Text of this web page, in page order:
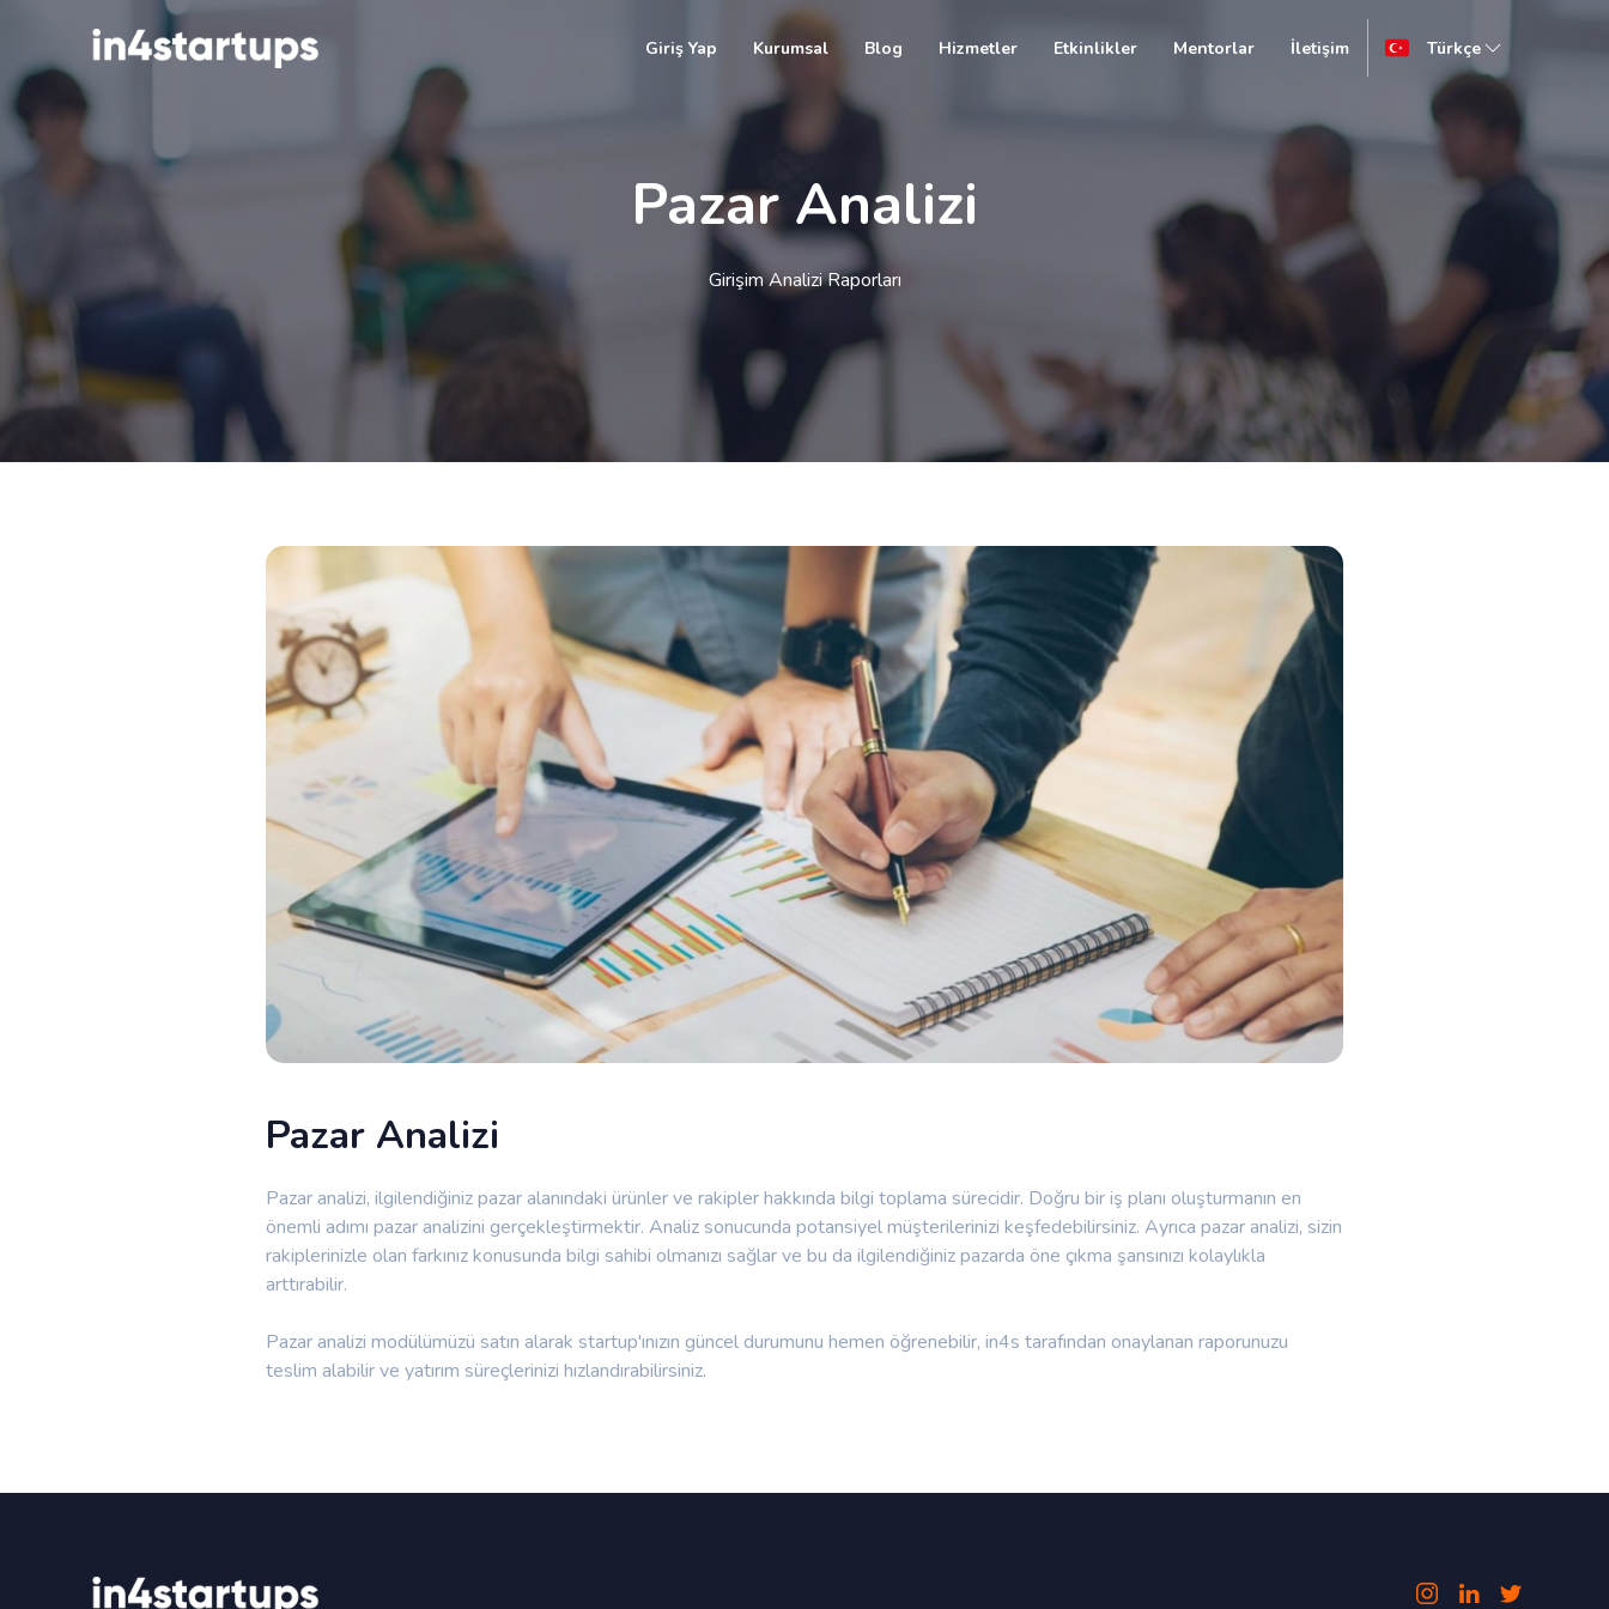
Giriş Yap Kurumsal Blog Hizmetler Etkinlikler Mentorlar İletişim Türkçe
Pazar Analizi
Girişim Analizi Raporları
Pazar Analizi
Pazar analizi, ilgilendiğiniz pazar alanındaki ürünler ve rakipler hakkında bilgi toplama sürecidir. Doğru bir iş planı oluşturmanın en
önemli adımı pazar analizini gerçekleştirmektir. Analiz sonucunda potansiyel müşterilerinizi keşfedebilirsiniz. Ayrıca pazar analizi, sizin
rakiplerinizle olan farkınız konusunda bilgi sahibi olmanızı sağlar ve bu da ilgilendiğiniz pazarda öne çıkma şansınızı kolaylıkla
arttırabilir.
Pazar analizi modülümüzü satın alarak startup'ınızın güncel durumunu hemen öğrenebilir, in4s tarafından onaylanan raporunuzu
teslim alabilir ve yatırım süreçlerinizi hızlandırabilirsiniz.